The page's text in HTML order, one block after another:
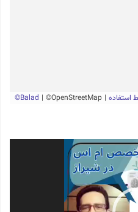
نمایشگر
ویدیو